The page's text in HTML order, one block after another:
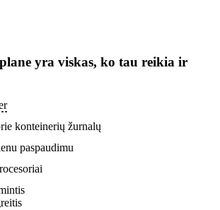
yra viskas, ko tau reikia ir
konteinerių žurnalų
paspaudimu